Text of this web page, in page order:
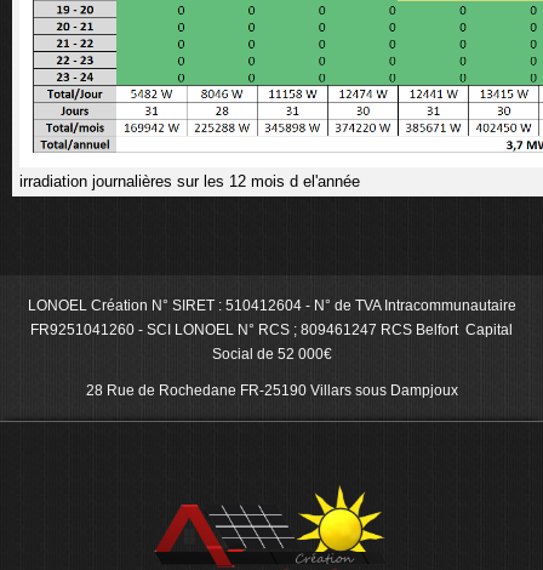
irradiation journalières sur les 12 mois d el'année
LONOEL Création N° SIRET : 510412604 - N° de TVA Intracommunautaire
FR9251041260 - SCI LONOEL N° RCS ; 809461247 RCS Belfort Capital
Social de 52 000€
28 Rue de Rochedane FR-25190 Villars sous Dampjoux